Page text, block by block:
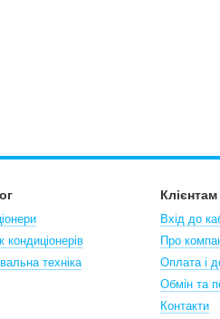
кондиціонерів
техніка
Клієнтам
Вхід до
Про
Оплата і
Обмін та
Контакти